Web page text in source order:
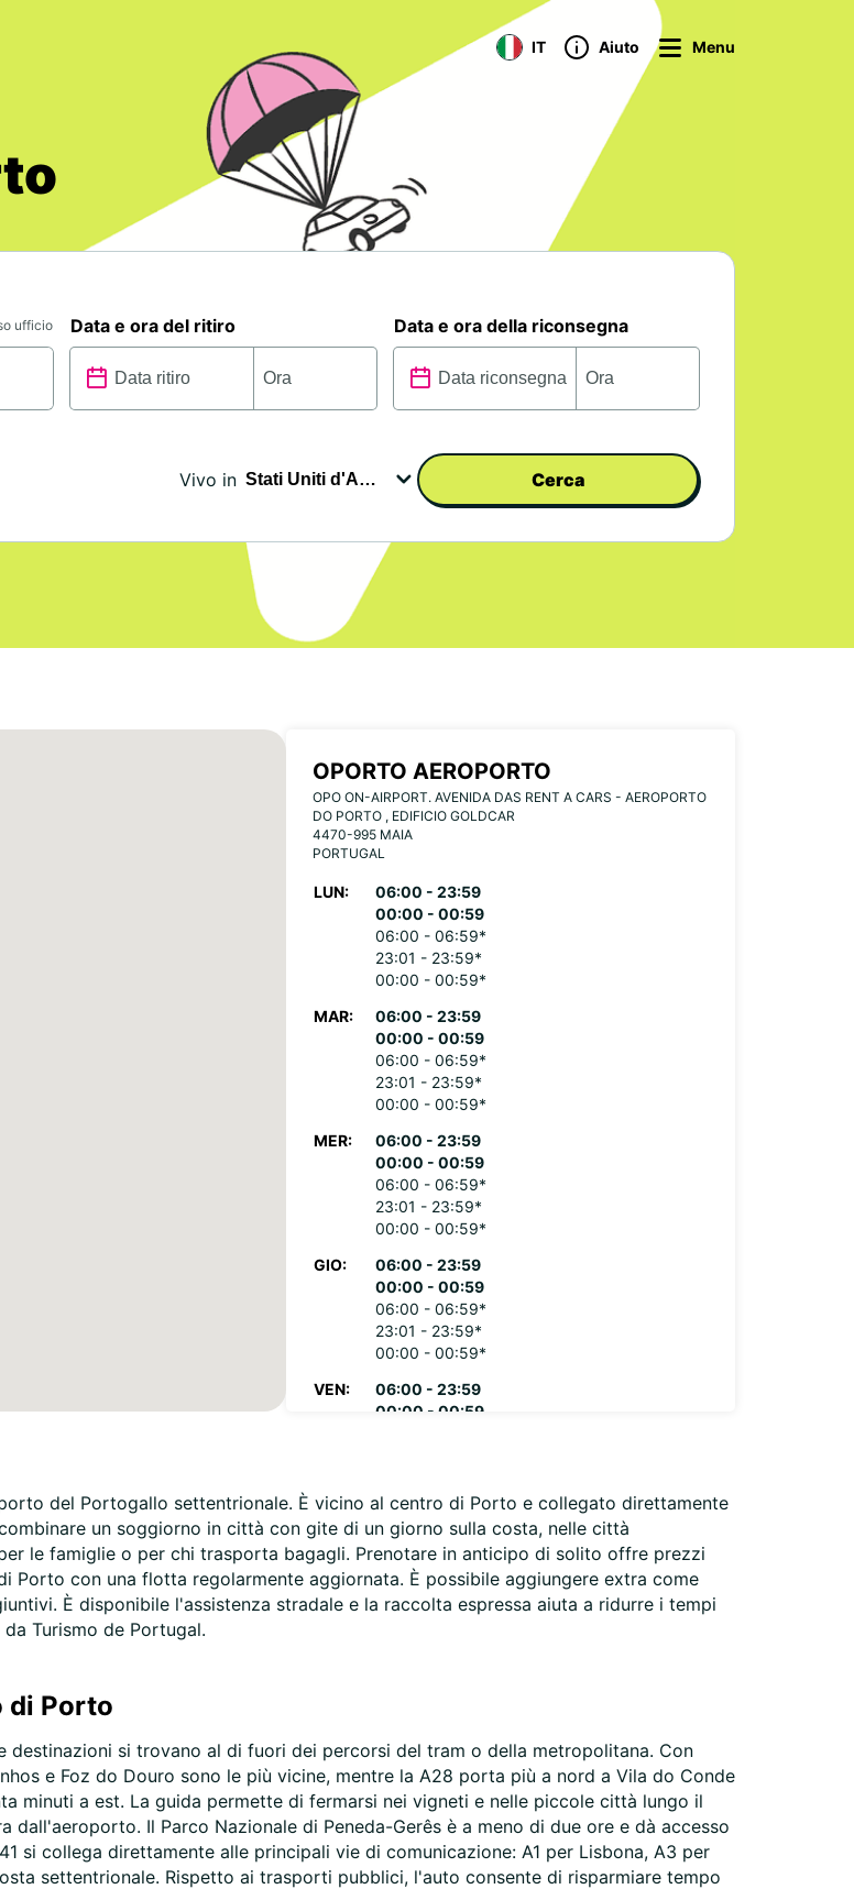
IT Aiuto Menu
ufficio Data e ora del ritiro Data e ora della riconsegna
Vivo in Cerca
OPORTO AEROPORTO
OPO ON-AIRPORT. AVENIDA DAS RENT A CARS - AEROPORTO
DO PORTO , EDIFICIO GOLDCAR
4470-995 MAIA
PORTUGAL
LUN:
06:00 - 23:59
00:00 - 00:59
06:00 - 06:59*
23:01 - 23:59*
00:00 - 00:59*
MAR:
06:00 - 23:59
00:00 - 00:59
06:00 - 06:59*
23:01 - 23:59*
00:00 - 00:59*
MER:
06:00 - 23:59
00:00 - 00:59
06:00 - 06:59*
23:01 - 23:59*
00:00 - 00:59*
GIO:
06:00 - 23:59
00:00 - 00:59
06:00 - 06:59*
23:01 - 23:59*
00:00 - 00:59*
VEN:
06:00 - 23:59
00:00 - 00:59
SAB:
06:00 - 23:59
00:00 - 00:59
06:00 - 06:59*
23:01 - 23:59*
00:00 - 00:59*
*con costi extra
Gli orari di apertura dell'ufficio di noleggio potrebbero
variare in caso di festività.
+351 22 207 6408
del Portogallo settentrionale. È vicino al centro di Porto e collegato direttamente
un soggiorno in città con gite di un giorno sulla costa, nelle città
le famiglie o per chi trasporta bagagli. Prenotare in anticipo di solito offre prezzi
Porto con una flotta regolarmente aggiornata. È possibile aggiungere extra come
È disponibile l'assistenza stradale e la raccolta espressa aiuta a ridurre i tempi
Turismo de Portugal.
di Porto
si trovano al di fuori dei percorsi del tram o della metropolitana. Con
e Foz do Douro sono le più vicine, mentre la A28 porta più a nord a Vila do Conde
minuti a est. La guida permette di fermarsi nei vigneti e nelle piccole città lungo il
dall'aeroporto. Il Parco Nazionale di Peneda-Gerês è a meno di due ore e dà accesso
si collega direttamente alle principali vie di comunicazione: A1 per Lisbona, A3 per
settentrionale. Rispetto ai trasporti pubblici, l'auto consente di risparmiare tempo